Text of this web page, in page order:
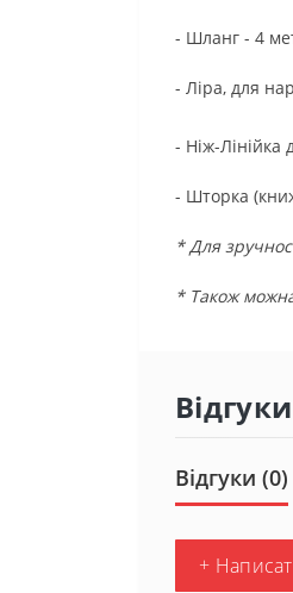
- Шланг - 4
- Ліра, для
- Ніж-Лінійка
- Шторка
* Для
* Також
Відгуки (0)
+